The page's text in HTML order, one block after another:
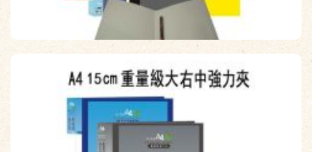
【檔案家】B5貴金屬加厚 右中彈簧夾 四色(白黑藍紅)隨機出貨
OM-FPP4B04~E
原價：$60
售價：$39